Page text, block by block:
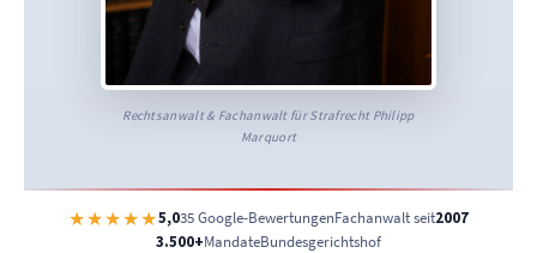
Rechtsanwalt & Fachanwalt für Strafrecht Philipp
Marquort
★★★★★5,035 Google-BewertungenFachanwalt seit2007
3.500+MandateBundesgerichtshof